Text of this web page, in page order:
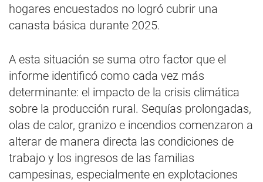
hogares encuestados no logró cubrir una
canasta básica durante 2025.
A esta situación se suma otro factor que el
informe identificó como cada vez más
determinante: el impacto de la crisis climática
sobre la producción rural. Sequías prolongadas,
olas de calor, granizo e incendios comenzaron a
alterar de manera directa las condiciones de
trabajo y los ingresos de las familias
campesinas, especialmente en explotaciones